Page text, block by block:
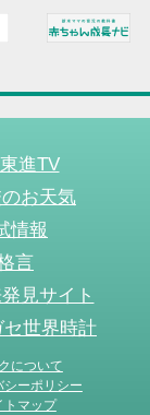
進TV
お天気
情報
言
見サイト
世界時計
について
シーポリシー
トマップ